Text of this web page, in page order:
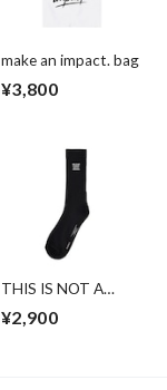
make an impact. bag
¥3,800
THIS IS NOT A
TAKEOVER.Socks
¥2,900